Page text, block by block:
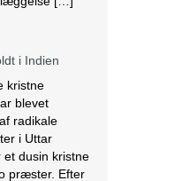
i Indien
kristne
blevet
radikale
i Uttar
et dusin kristne
præster. Efter